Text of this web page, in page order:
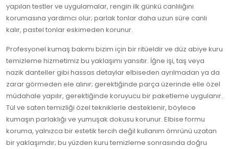
yapılan testler ve uygulamalar, rengin ilk günkü canlılığını
korumasına yardımcı olur; parlak tonlar daha uzun süre canlı
kalır, pastel tonlar eskimeden korunur.
Profesyonel kumaş bakımı bizim için bir ritüeldir ve düz abiye kuru
temizleme hizmetimiz bu yaklaşımı yansıtır. İğne işi, taş veya
nazik danteller gibi hassas detaylar elbiseden ayrılmadan ya da
zarar görmeden ele alınır; gerektiğinde parça üzerinde elle özel
müdahale yapılır, gerektiğinde koruyucu bir paketleme uygulanır.
Tül ve saten temizliği özel tekniklerle desteklenir, böylece
kumaşın parlaklığı ve yumuşak dokusu korunur. Elbise formu
koruma, yalnızca bir estetik tercih değil kullanım ömrünü uzatan
bir yaklaşımdır; bu yüzden kuru temizleme sonrasında doğru